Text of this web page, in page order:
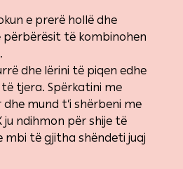
e prerë hollë dhe
përbërësit të kombinohen
dhe lërini të piqen edhe
tjera. Spërkatini me
mund t’i shërbeni me
ju ndihmon për shije të
mbi të gjitha shëndeti juaj